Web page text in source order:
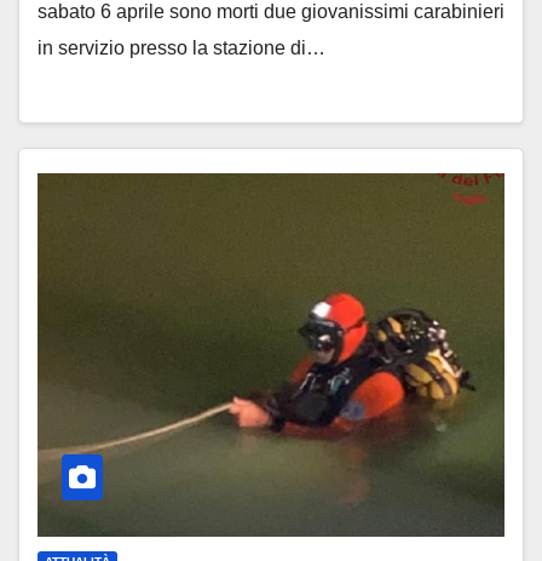
sabato 6 aprile sono morti due giovanissimi carabinieri
in servizio presso la stazione di…